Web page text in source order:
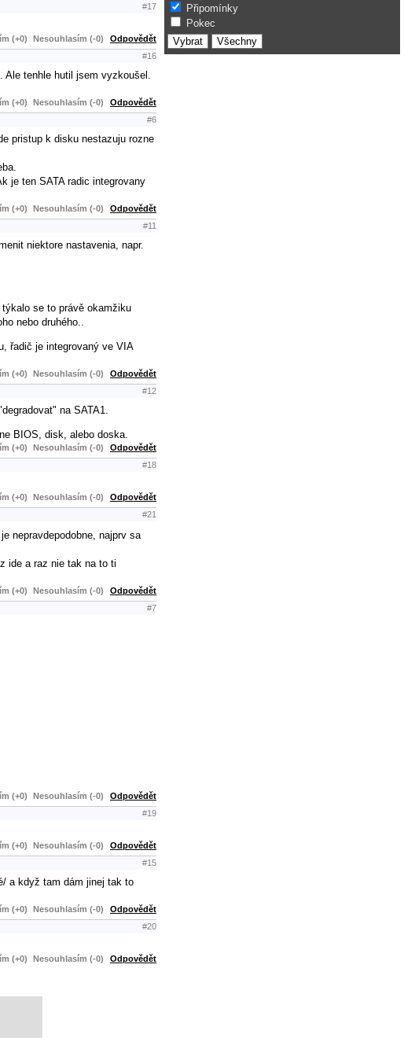
#17
(+0) Nesouhlasím (-0) Odpovědět
#16
tenhle hutil jsem vyzkoušel.
(+0) Nesouhlasím (-0) Odpovědět
#6
pristup k disku nestazuju rozne
je ten SATA radic integrovany
(+0) Nesouhlasím (-0) Odpovědět
#11
niektore nastavenia, napr.
se to právě okamžiku
nebo druhého..
řadič je integrovaný ve VIA
(+0) Nesouhlasím (-0) Odpovědět
#12
na SATA1.
BIOS, disk, alebo doska.
(+0) Nesouhlasím (-0) Odpovědět
#18
(+0) Nesouhlasím (-0) Odpovědět
#21
nepravdepodobne, najprv sa
ide a raz nie tak na to ti
(+0) Nesouhlasím (-0) Odpovědět
#7
(+0) Nesouhlasím (-0) Odpovědět
#19
(+0) Nesouhlasím (-0) Odpovědět
#15
a když tam dám jinej tak to
(+0) Nesouhlasím (-0) Odpovědět
#20
(+0) Nesouhlasím (-0) Odpovědět
Připomínky
Pokec